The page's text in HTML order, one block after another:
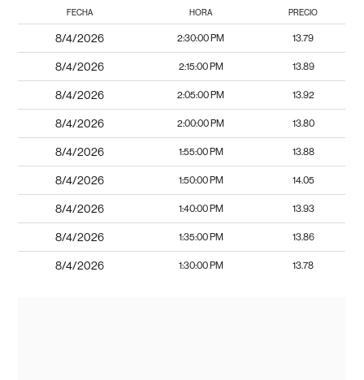
FECHA HORA PRECIO
8/4/2026 2:30:00 PM 13.79
8/4/2026 2:15:00 PM 13.89
8/4/2026 2:05:00 PM 13.92
8/4/2026 2:00:00 PM 13.80
8/4/2026 1:55:00 PM 13.88
8/4/2026 1:50:00 PM 14.05
8/4/2026 1:40:00 PM 13.93
8/4/2026 1:35:00 PM 13.86
8/4/2026 1:30:00 PM 13.78